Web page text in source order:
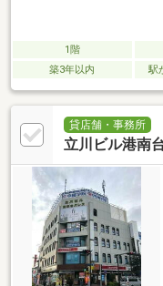
1階
築3年以内
駅
貸店舗・事務所
立川ビル港南